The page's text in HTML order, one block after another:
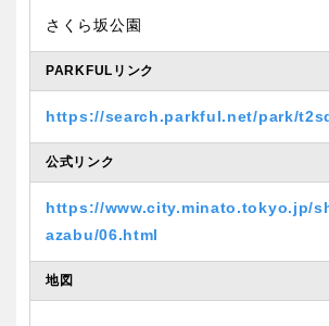
さくら坂公園
PARKFULリンク
https://search.parkful.net/park/
公式リンク
https://www.city.minato.tokyo.jp/
azabu/06.html
地図